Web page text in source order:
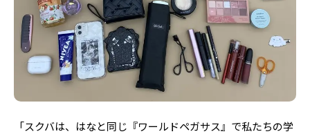
「スクバは、はなと同じ『ワールドペガサス』で私たちの学